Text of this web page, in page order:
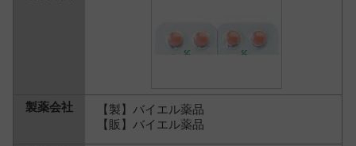
【製】バイエル薬品
【販】バイエル薬品